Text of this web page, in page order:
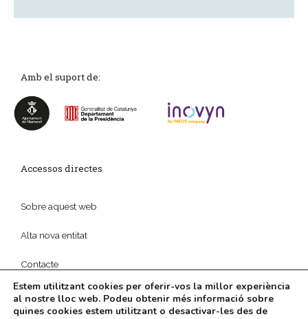
Amb el suport de:
Accessos directes
Sobre aquest web
Alta nova entitat
Contacte
Estem utilitzant cookies per oferir-vos la millor experiència
al nostre lloc web. Podeu obtenir més informació sobre
quines cookies estem utilitzant o desactivar-les des de